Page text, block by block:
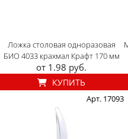
Ложка столовая одноразовая
БИО 4033 крахмал Крафт 170 мм
от 1.98 руб.
КУПИТЬ
Арт. 17093